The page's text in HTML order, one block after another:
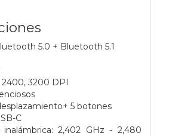
5.0 + Bluetooth 5.1
2400, 3200 DPI
5 botones
C
inalámbrica: 2,402 GHz - 2,480